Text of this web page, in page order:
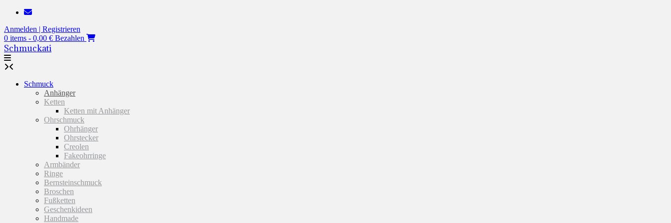
Zum
springen
Anmelden | Registrieren
0 items - 0,00 € Bezahlen
Schmuckati
Schmuck
Anhänger
Ketten
Ketten mit Anhänger
Ohrschmuck
Ohrhänger
Ohrstecker
Creolen
Fakeohrringe
Armbänder
Ringe
Bernsteinschmuck
Broschen
Fußketten
Geschenkideen
Handmade